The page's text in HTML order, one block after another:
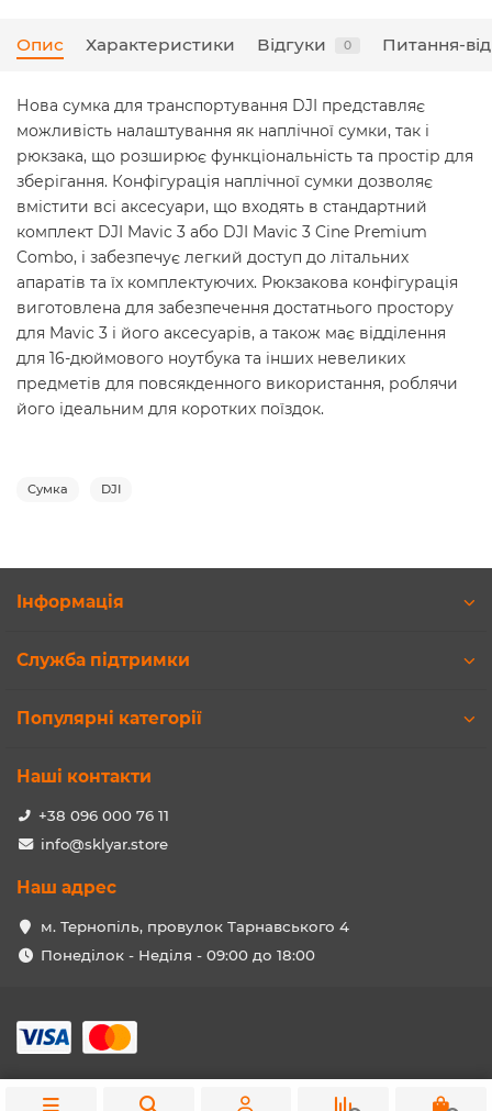
Опис Характеристики Відгуки 0 Питання-
Нова сумка для транспортування DJI представляє
можливість налаштування як наплічної сумки, так і
рюкзака, що розширює функціональність та простір для
зберігання. Конфігурація наплічної сумки дозволяє
вмістити всі аксесуари, що входять в стандартний
комплект DJI Mavic 3 або DJI Mavic 3 Cine Premium
Combo, і забезпечує легкий доступ до літальних
апаратів та їх комплектуючих. Рюкзакова конфігурація
виготовлена для забезпечення достатнього простору
для Mavic 3 і його аксесуарів, а також має відділення
для 16-дюймового ноутбука та інших невеликих
предметів для повсякденного використання, роблячи
його ідеальним для коротких поїздок.
Сумка DJI
Інформація
Служба підтримки
Популярні категорії
Наші контакти
+38 096 000 76 11
info@sklyar.store
Наш адрес
м. Тернопіль, провулок Тарнавського 4
Понеділок - Неділя - 09:00 до 18:00